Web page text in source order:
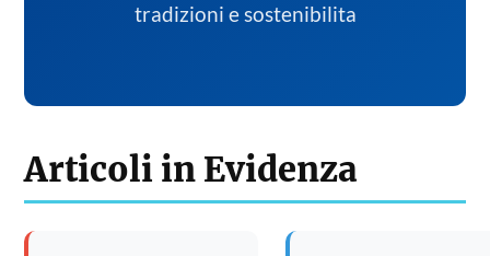
tradizioni e sostenibilita
Articoli in Evidenza